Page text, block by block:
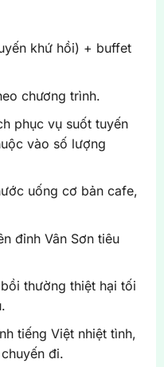
khứ hồi) + buffet
chương trình.
phục vụ suốt tuyến
vào số lượng
uống cơ bản cafe,
đỉnh Vân Sơn tiêu
thường thiệt hại tối
tiếng Việt nhiệt tình,
đi.